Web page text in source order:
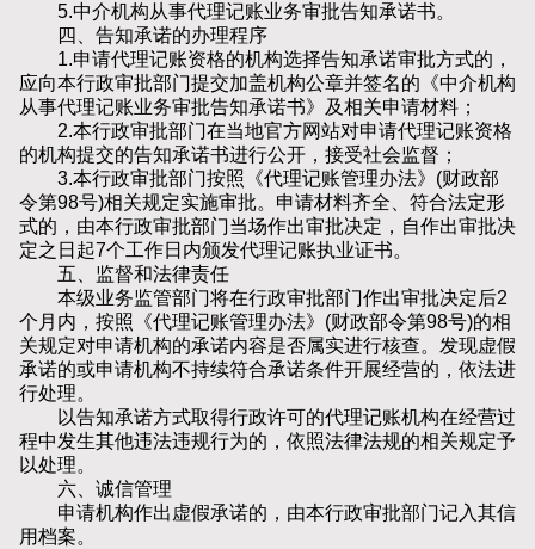
5.中介机构从事代理记账业务审批告知承诺书。
四、告知承诺的办理程序
1.申请代理记账资格的机构选择告知承诺审批方式的，
应向本行政审批部门提交加盖机构公章并签名的《中介机构
从事代理记账业务审批告知承诺书》及相关申请材料；
2.本行政审批部门在当地官方网站对申请代理记账资格
的机构提交的告知承诺书进行公开，接受社会监督；
3.本行政审批部门按照《代理记账管理办法》(财政部
令第98号)相关规定实施审批。申请材料齐全、符合法定形
式的，由本行政审批部门当场作出审批决定，自作出审批决
定之日起7个工作日内颁发代理记账执业证书。
五、监督和法律责任
本级业务监管部门将在行政审批部门作出审批决定后2
个月内，按照《代理记账管理办法》(财政部令第98号)的相
关规定对申请机构的承诺内容是否属实进行核查。发现虚假
承诺的或申请机构不持续符合承诺条件开展经营的，依法进
行处理。
以告知承诺方式取得行政许可的代理记账机构在经营过
程中发生其他违法违规行为的，依照法律法规的相关规定予
以处理。
六、诚信管理
申请机构作出虚假承诺的，由本行政审批部门记入其信
用档案。